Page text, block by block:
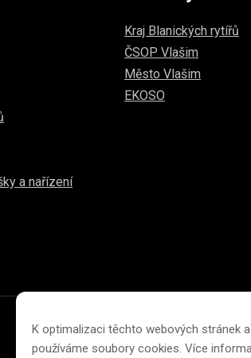
K optimalizaci těchto webových stránek
používáme soubory cookies. Více
a nařízení
Kraj Blanických rytířů
ČSOP Vlašim
Město Vlašim
EKOSO
Změna